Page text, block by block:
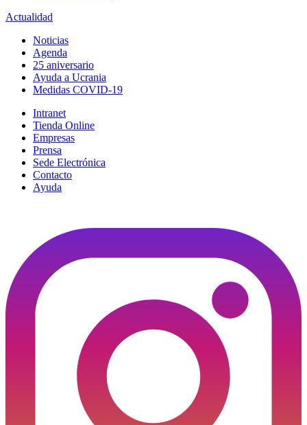
Actualidad
Noticias
Agenda
25 aniversario
Ayuda a Ucrania
Medidas COVID-19
Intranet
Tienda Online
Empresas
Prensa
Sede Electrónica
Contacto
Ayuda